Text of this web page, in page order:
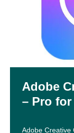
Adobe
– Pro
Adobe Creative